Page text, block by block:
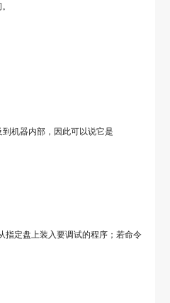
机器内部，因此可以说它是
指定盘上装入要调试的程序；若命令